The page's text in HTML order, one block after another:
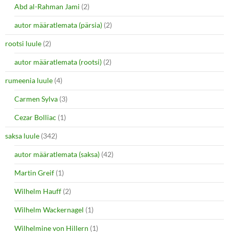
Abd al-Rahman Jami (2)
autor määratlemata (pärsia) (2)
rootsi luule (2)
autor määratlemata (rootsi) (2)
rumeenia luule (4)
Carmen Sylva (3)
Cezar Bolliac (1)
saksa luule (342)
autor määratlemata (saksa) (42)
Martin Greif (1)
Wilhelm Hauff (2)
Wilhelm Wackernagel (1)
Wilhelmine von Hillern (1)